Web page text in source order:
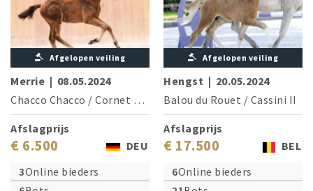
Afgelopen veiling
Merrie | 08.05.2024
Chacco Chacco / Cornet Obolensky (Windows v.h.Costersv.)
Afslagprijs
€ 6.500
DEU
3Online bieders
Afgelopen veiling
Hengst | 20.05.2024
Balou du Rouet / Cassini II
Afslagprijs
€ 17.500
BEL
6Online bieders